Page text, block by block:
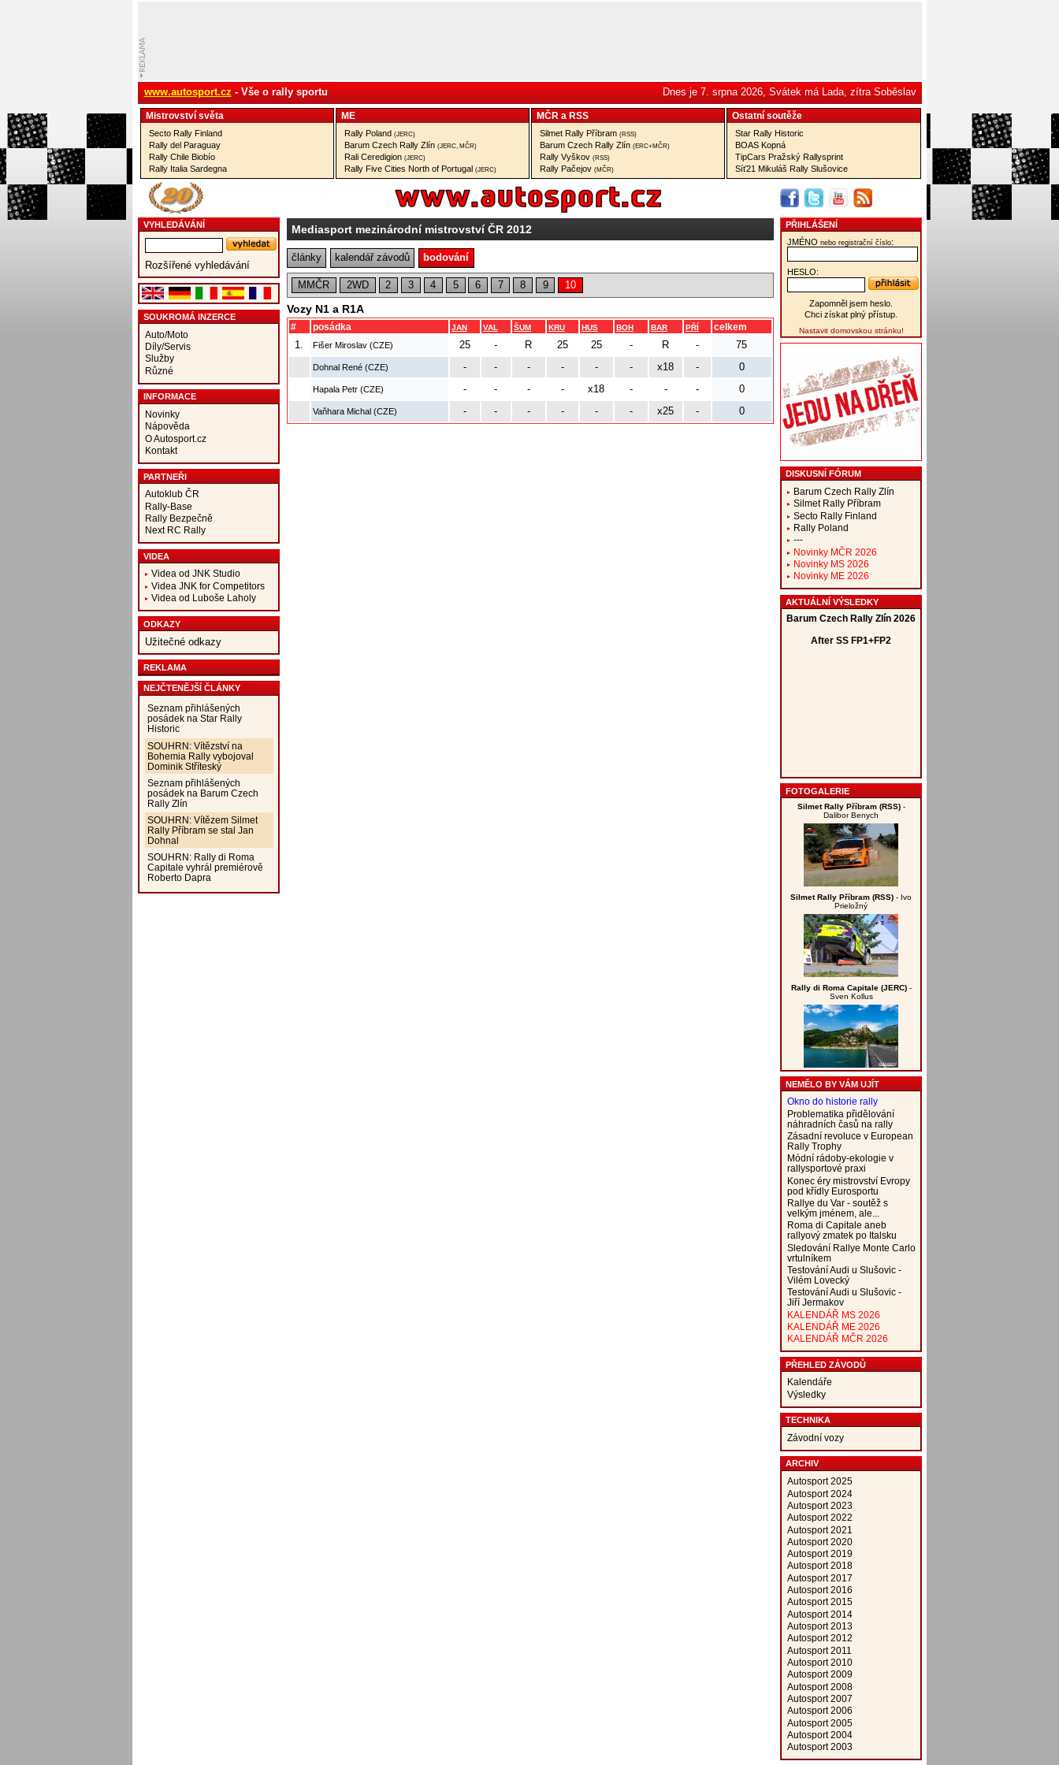
www.autosport.cz - Vše o rally sportu Dnes je 7. srpna 2026, Svátek má Lada, zítra Soběslav
Mistrovství­ světa
Secto Rally Finland
Rally del Paraguay
Rally Chile Biobío
Rally Italia Sardegna
ME
Rally Poland (JERC)
Barum Czech Rally Zlín (JERC, MČR)
Rali Ceredigion (JERC)
Rally Five Cities North of Portugal (JERC)
MČR a RSS
Silmet Rally Příbram (RSS)
Barum Czech Rally Zlín (ERC+MČR)
Rally Vyškov (RSS)
Rally Pačejov (MČR)
Ostatní­ soutěže
Star Rally Historic
BOAS Kopná
TipCars Pražský Rallysprint
Síť21 Mikuláš Rally Slušovice
VYHLEDÁVÁNÍ
Rozšířené vyhledávání
SOUKROMÁ INZERCE
Auto/Moto
Díly/Servis
Služby
Různé
INFORMACE
Novinky
Nápověda
O Autosport.cz
Kontakt
PARTNEŘI
Autoklub ČR
Rally-Base
Rally Bezpečně
Next RC Rally
VIDEA
Videa od JNK Studio
Videa JNK for Competitors
Videa od Luboše Laholy
ODKAZY
Užitečné odkazy
REKLAMA
NEJČTENĚJŠÍ ČLÁNKY
Seznam přihlášených
posádek na Star Rally
Historic
SOUHRN: Vítězství na
Bohemia Rally vybojoval
Dominik Stříteský
Seznam přihlášených
posádek na Barum Czech
Rally Zlín
SOUHRN: Vítězem Silmet
Rally Příbram se stal Jan
Dohnal
SOUHRN: Rally di Roma
Capitale vyhrál premiérově
Roberto Dapra
Mediasport mezinárodní mistrovství ČR 2012
články kalendář závodů bodování
MMČR 2WD 2 3 4 5 6 7 8 9 10
Vozy N1 a R1A
# posádka JAN VAL ŠUM KRU HUS BOH BAR PŘÍ celkem
1. Fišer Miroslav (CZE) 25 - R 25 25 - R - 75
Dohnal René (CZE) - - - - - - x18 - 0
Hapala Petr (CZE) - - - - x18 - - - 0
Vaňhara Michal (CZE) - - - - - - x25 - 0
PŘIHLÁŠENÍ
JMÉNO nebo registrační číslo:
HESLO:
Zapomněl jsem heslo.
Chci získat plný přístup.
Nastavit domovskou stránku!
DISKUSNÍ FÓRUM
Barum Czech Rally Zlín
Silmet Rally Příbram
Secto Rally Finland
Rally Poland
---
Novinky MČR 2026
Novinky MS 2026
Novinky ME 2026
AKTUÁLNÍ VÝSLEDKY
FOTOGALERIE
Silmet Rally Příbram (RSS)-
Dalibor Benych
Silmet Rally Příbram (RSS) - Ivo
Prieložný
Rally di Roma Capitale (JERC)-
Sven Kollus
NEMĚLO BY VÁM UJÍT
Okno do historie rally
Problematika přidělování
náhradních časů na rally
Zásadní revoluce v European
Rally Trophy
Módní rádoby-ekologie v
rallysportové praxi
Konec éry mistrovství Evropy
pod křídly Eurosportu
Rallye du Var - soutěž s
velkým jménem, ale...
Roma di Capitale aneb
rallyový zmatek po Italsku
Sledování Rallye Monte Carlo
vrtulníkem
Testování Audi u Slušovic -
Vilém Lovecký
Testování Audi u Slušovic -
Jiří Jermakov
KALENDÁŘ MS 2026
KALENDÁŘ ME 2026
KALENDÁŘ MČR 2026
PŘEHLED ZÁVODŮ
Kalendáře
Výsledky
TECHNIKA
Závodní vozy
ARCHIV
Autosport 2025
Autosport 2024
Autosport 2023
Autosport 2022
Autosport 2021
Autosport 2020
Autosport 2019
Autosport 2018
Autosport 2017
Autosport 2016
Autosport 2015
Autosport 2014
Autosport 2013
Autosport 2012
Autosport 2011
Autosport 2010
Autosport 2009
Autosport 2008
Autosport 2007
Autosport 2006
Autosport 2005
Autosport 2004
Autosport 2003